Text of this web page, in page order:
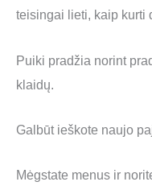
teisingai lieti, kaip kurti
Puiki pradžia norint
klaidų.
Galbūt ieškote naujo
Mėgstate menus ir